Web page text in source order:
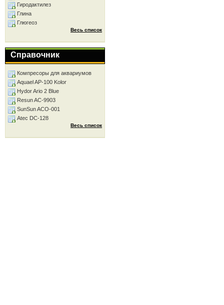
Гиродактилез
Глина
Глюгеоз
Весь список
Справочник
Компресоры для аквариумов
Aquael AP-100 Kolor
Hydor Ario 2 Blue
Resun AC-9903
SunSun ACO-001
Atec DC-128
Весь список